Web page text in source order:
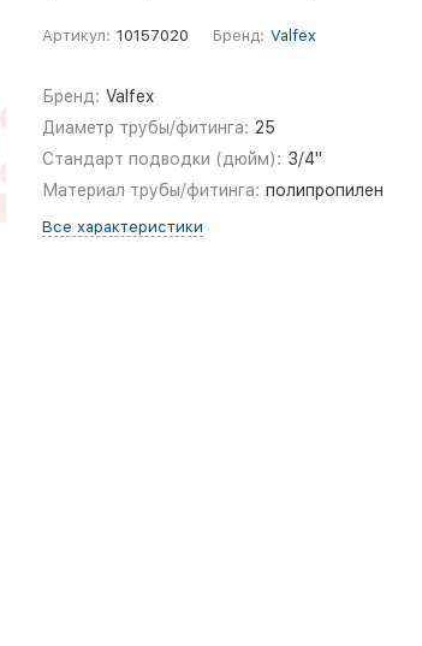
Артикул: 10157020 Бренд: Valfex
Бренд: Valfex
Диаметр трубы/фитинга: 25
Стандарт подводки (дюйм): 3/4"
Материал трубы/фитинга: полипропилен
Все характеристики